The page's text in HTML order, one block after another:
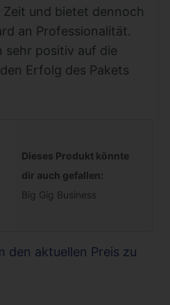
und bietet dennoch
an Professionalität.
sehr positiv auf die
Erfolg des Pakets
Dieses Produkt könnte
dir auch gefallen:
Big Gig Business
den aktuellen Preis zu